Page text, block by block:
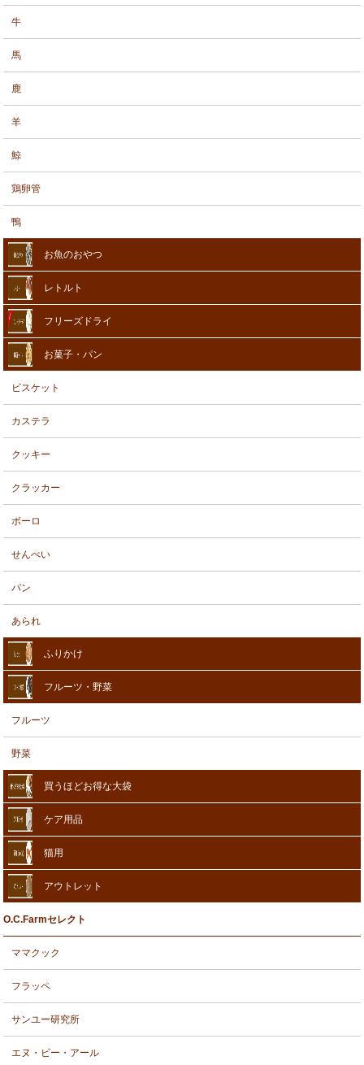
牛
馬
鹿
羊
鯨
鶏卵管
鴨
お魚のおやつ
レトルト
フリーズドライ
お菓子・パン
ビスケット
カステラ
クッキー
クラッカー
ボーロ
せんべい
パン
あられ
ふりかけ
フルーツ・野菜
フルーツ
野菜
買うほどお得な大袋
ケア用品
猫用
アウトレット
O.C.Farmセレクト
ママクック
フラッペ
サンユー研究所
エヌ・ビー・アール